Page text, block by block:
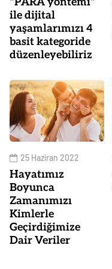
ile dijital
yaşamlarımızı 4
basit kategoride
düzenleyebiliriz
25 Haziran 2022
Hayatımız
Boyunca
Zamanımızı
Kimlerle
Geçirdiğimize
Dair Veriler